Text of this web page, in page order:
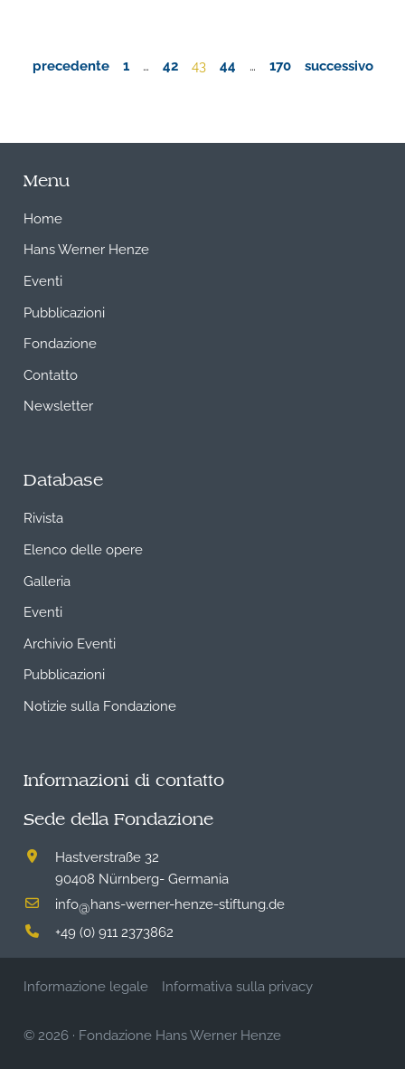
precedente 1 42 43 44 170 successivo
Menu
Home
Hans Werner Henze
Eventi
Pubblicazioni
Fondazione
Contatto
Newsletter
Database
Rivista
Elenco delle opere
Galleria
Eventi
Archivio Eventi
Pubblicazioni
Notizie sulla Fondazione
Informazioni di contatto
Sede della Fondazione
Hastverstraße 32
90408 Nürnberg- Germania
info@hans-werner-henze-stiftung.de
+49 (0) 911 2373862
Informazione legale Informativa sulla privacy
© 2026 · Fondazione Hans Werner Henze